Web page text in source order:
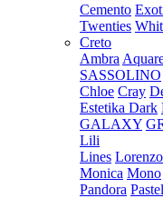
Cemento
Twenties
Creto
Ambra
SASSOLINO
Chloe Cray
Estetika Dark
GALAXY
Lili
Lines Lorenzo
Monica Mono
Pandora Pastel